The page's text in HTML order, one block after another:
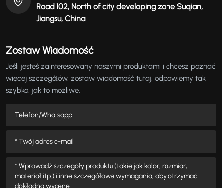
Road 102, North of city developing zone Suqian,
Jiangsu, China
Zostaw Wiadomość
Jeśli jesteś zainteresowany naszymi produktami i chcesz poznać
więcej szczegółów, zostaw wiadomość tutaj, odpowiemy tak
szybko, jak to możliwe.